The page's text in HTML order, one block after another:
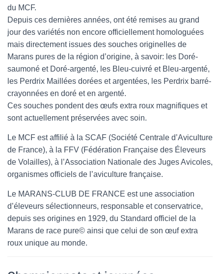
du MCF.
Depuis ces dernières années, ont été remises au grand
jour des variétés non encore officiellement homologuées
mais directement issues des souches originelles de
Marans pures de la région d’origine, à savoir: les Doré-
saumoné et Doré-argenté, les Bleu-cuivré et Bleu-argenté,
les Perdrix Maillées dorées et argentées, les Perdrix barré-
crayonnées en doré et en argenté.
Ces souches pondent des œufs extra roux magnifiques et
sont actuellement préservées avec soin.
Le MCF est affilié à la SCAF (Société Centrale d’Aviculture
de France), à la FFV (Fédération Française des Éleveurs
de Volailles), à l’Association Nationale des Juges Avicoles,
organismes officiels de l’aviculture française.
Le MARANS-CLUB DE FRANCE est une association
d’éleveurs sélectionneurs, responsable et conservatrice,
depuis ses origines en 1929, du Standard officiel de la
Marans de race pure© ainsi que celui de son œuf extra
roux unique au monde.